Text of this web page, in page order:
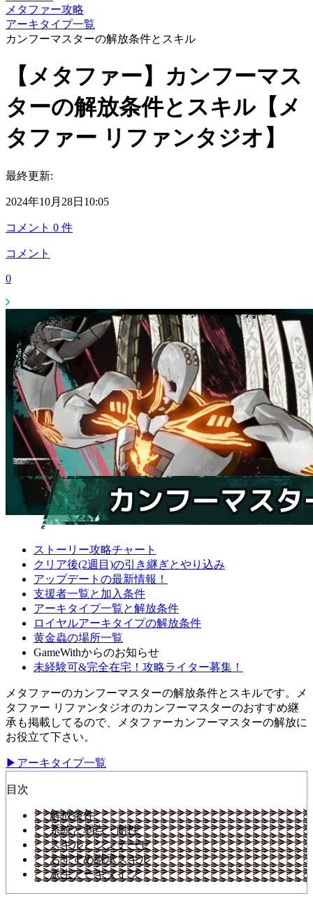
メタファー攻略
アーキタイプ一覧
カンフーマスターの解放条件とスキル
【メタファー】カンフーマス
ターの解放条件とスキル【メ
タファー リファンタジオ】
最終更新:
2024年10月28日10:05
コメント 0 件
コメント
0
ストーリー攻略チャート
クリア後(2週目)の引き継ぎとやり込み
アップデートの最新情報！
支援者一覧と加入条件
アーキタイプ一覧と解放条件
ロイヤルアーキタイプの解放条件
黄金蟲の場所一覧
GameWithからのお知らせ
未経験可&完全在宅！攻略ライター募集！
メタファーのカンフーマスターの解放条件とスキルです。メ
タファー リファンタジオのカンフーマスターのおすすめ継
承も掲載してるので、メタファーカンフーマスターの解放に
お役立て下さい。
▶アーキタイプ一覧
目次
解放条件
系統と弱点・耐性
スキルとジンテーゼ
おすすめ継承スキル
派生アーキタイプ